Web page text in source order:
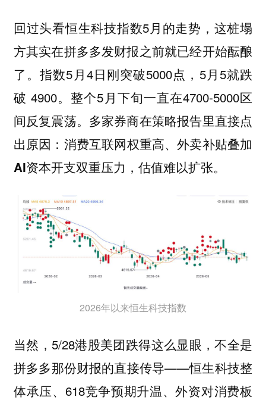
回过头看恒生科技指数5月的走势，这桩塌
方其实在拼多多发财报之前就已经开始酝酿
了。指数5月4日刚突破5000点，5月5就跌
破 4900。整个5月下旬一直在4700-5000区
间反复震荡。多家券商在策略报告里直接点
出原因： 消费互联网权重高、外卖补贴叠加
AI资本开支双重压力，估值难以扩张。
2026年以来恒生科技指数
当然，5/28港股美团跌得这么显眼，不全是
拼多多那份财报的直接传导——恒生科技整
体承压、618竞争预期升温、外资对消费板